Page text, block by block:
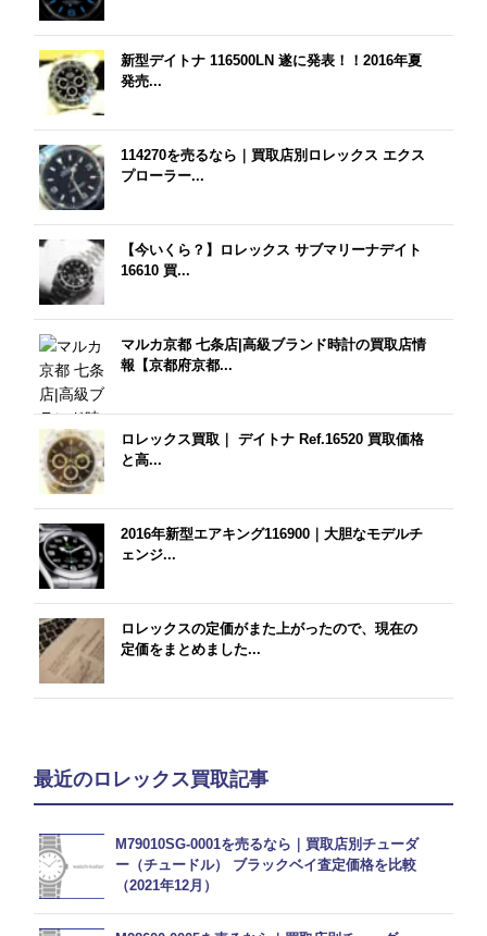
新型デイトナ 116500LN 遂に発表！！2016年夏
発売...
114270を売るなら｜買取店別ロレックス エクス
プローラー...
【今いくら？】ロレックス サブマリーナデイト
16610 買...
マルカ京都 七条店|高級ブランド時計の買取店情
報【京都府京都...
ロレックス買取｜ デイトナ Ref.16520 買取価格
と高...
2016年新型エアキング116900｜大胆なモデルチ
ェンジ...
ロレックスの定価がまた上がったので、現在の
定価をまとめました...
最近のロレックス買取記事
M79010SG-0001を売るなら｜買取店別チューダ
ー（チュードル） ブラックベイ査定価格を比較
（2021年12月）